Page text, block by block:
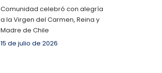
Comunidad celebró con alegría
a la Virgen del Carmen, Reina y
Madre de Chile
15 de julio de 2026